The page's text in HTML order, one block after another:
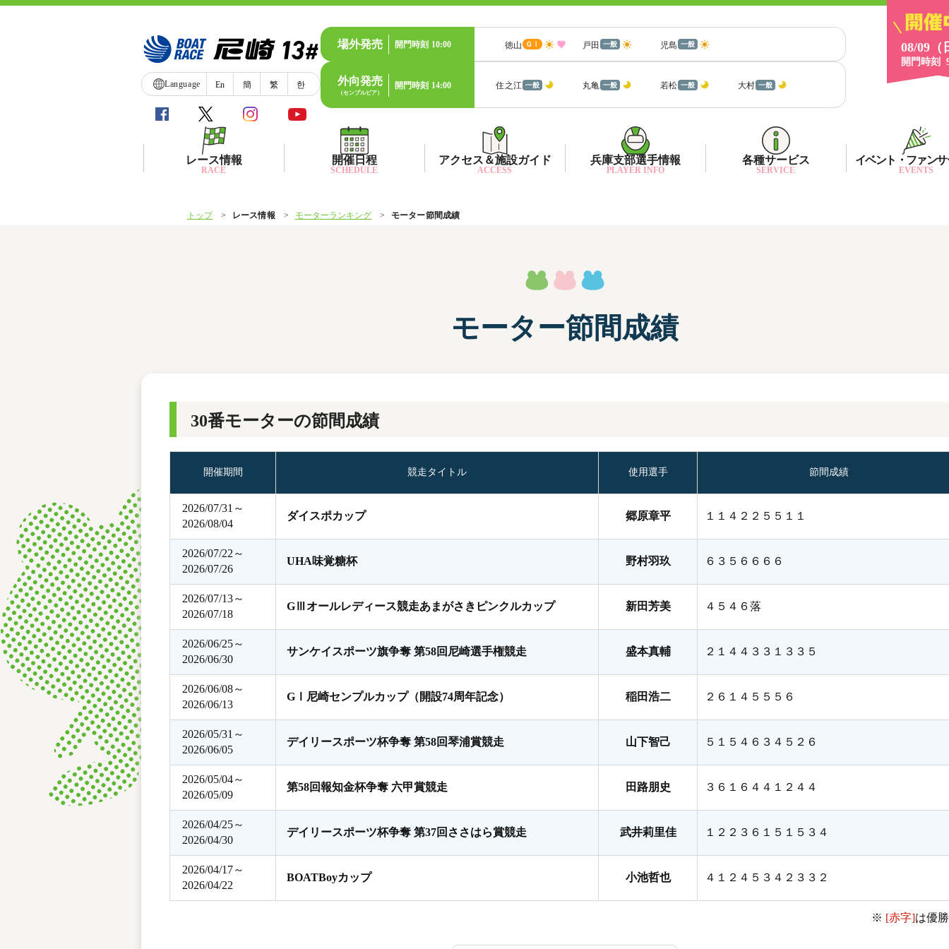
08/09（
開門時刻
Language En 簡 繁 한
場外発売 開門時刻 10:00 徳山 ＧⅠ 戸田 一般 児島 一般
外向発売
（センプルピア）
開門時刻 14:00 住之江 一般 丸亀 一般 若松 一般 大村 一般
レース情報
RACE
ボートデータ
前検タイムランキング
選手検索
開催日程
SCHEDULE
アクセス＆施設ガイド
ACCESS
ファン送迎バス時刻表
施設案内
兵庫支部選手情報
PLAYER INFO
兵庫支部選手優勝実績
兵庫支部選手プロフィール一覧
各種サービス
SERVICE
マスコットキャラクター
イベント・ファン
EVENTS
トップ レース情報 モーターランキング モーター節間成績
モーター節間成績
30番モーターの節間成績
開催期間 競走タイトル 使用選手 節間成績
2026/07/31～
2026/08/04
ダイスポカップ 郷原章平 １１４２２５５１１
2026/07/22～
2026/07/26
UHA味覚糖杯 野村羽玖 ６３５６６６６
2026/07/13～
2026/07/18
GⅢオールレディース競走あまがさきピンクルカップ 新田芳美 ４５４６落
2026/06/25～
2026/06/30
サンケイスポーツ旗争奪 第58回尼崎選手権競走 盛本真輔 ２１４４３３１３３５
2026/06/08～
2026/06/13
GⅠ尼崎センプルカップ（開設74周年記念） 稲田浩二 ２６１４５５５６
2026/05/31～
2026/06/05
デイリースポーツ杯争奪 第58回琴浦賞競走 山下智己 ５１５４６３４５２６
2026/05/04～
2026/05/09
第58回報知金杯争奪 六甲賞競走 田路朋史 ３６１６４４１２４４
2026/04/25～
2026/04/30
デイリースポーツ杯争奪 第37回ささはら賞競走 武井莉里佳 １２２３６１５１５３４
2026/04/17～
2026/04/22
BOATBoyカップ 小池哲也 ４１２４５３４２３３２
※ [赤字]は優